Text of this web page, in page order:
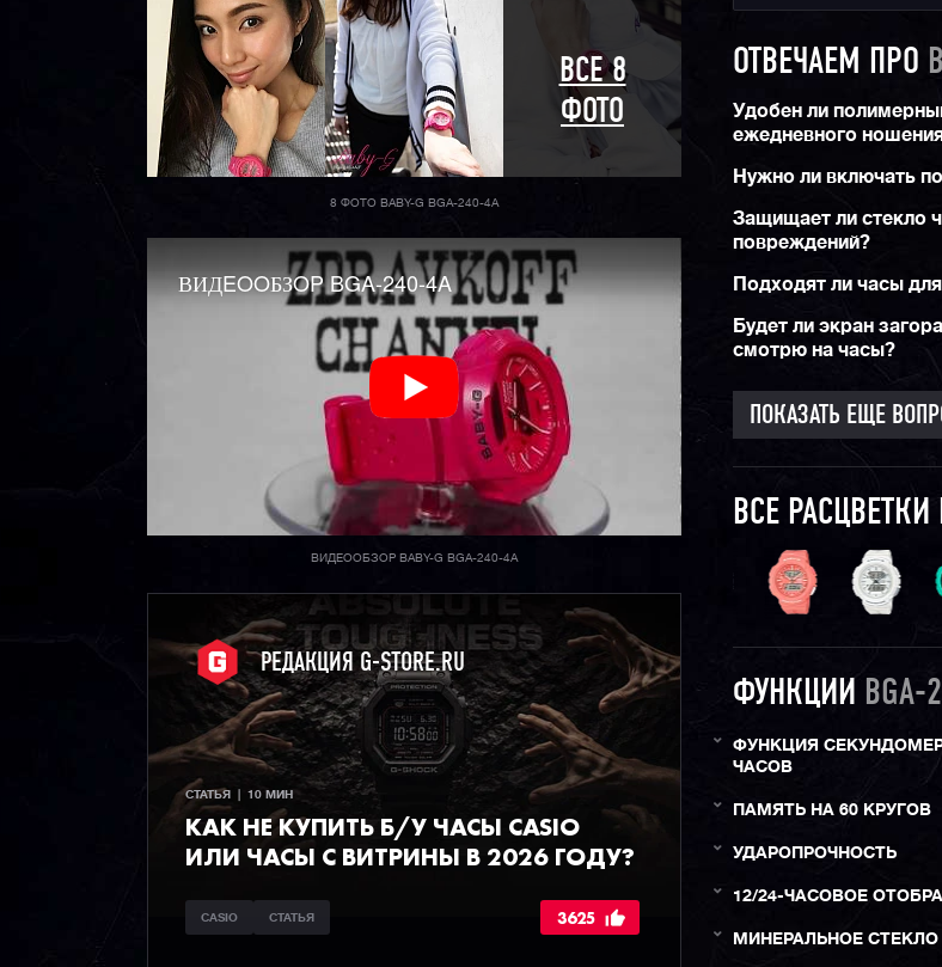
ВСЕ 8
ФОТО
8 ФОТО BABY-G BGA-240-4A
ВИДEOOБЗOP BGA-240-4A
ВИДЕООБЗОР BABY-G BGA-240-4A
РЕДАКЦИЯ G-STORE.RU
СТАТЬЯ  |  10 МИН
КАК НЕ КУПИТЬ Б/У ЧАСЫ CASIO
ИЛИ ЧАСЫ С ВИТРИНЫ В 2026 ГОДУ?
CASIO СТАТЬЯ 3625
ОТВЕЧАЕМ ПРО
Удобен ли
ежедневного
Нужно ли включать
Защищает ли стекло
повреждений?
Подходят ли часы
Будет ли экран
смотрю на часы?
ПОКАЗАТЬ ЕЩЕ
ВСЕ
ФУНКЦИИ BGA-
ФУНКЦИЯ
ЧАСОВ
ПАМЯТЬ НА 60 КРУГОВ
УДАРОПРОЧНОСТЬ
12/24-ЧАСОВОЕ
МИНЕРАЛЬНОЕ СТЕКЛО